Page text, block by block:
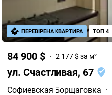
84 900 $ 2 177 $ за м²
ул. Счастливая, 67
Софиевская Борщаговка ·
ПЕРЕВІРЕНА КВАРТИРА ТОП 4